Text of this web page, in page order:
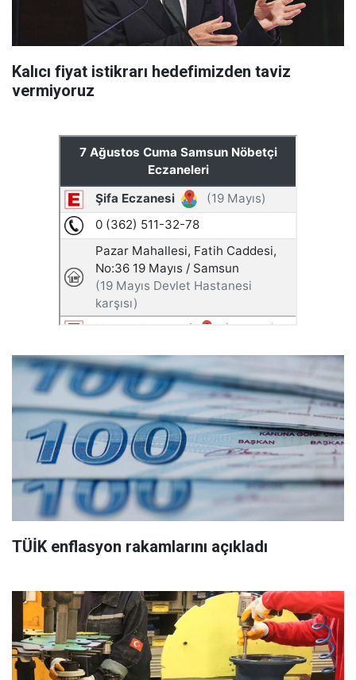
Kalıcı fiyat istikrarı hedefimizden taviz
vermiyoruz
TÜİK enflasyon rakamlarını açıkladı